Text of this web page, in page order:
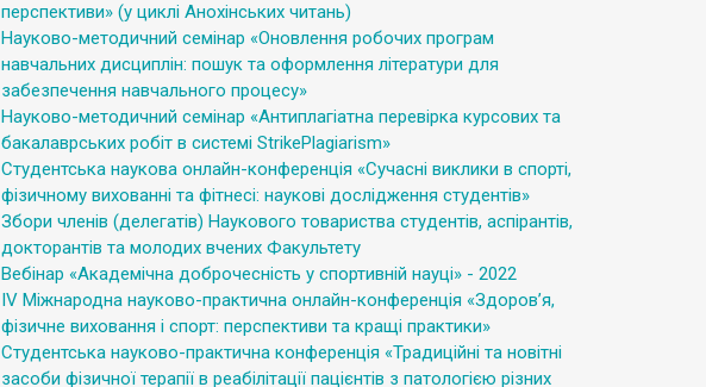
перспективи» (у циклі Анохінських читань)
Науково-методичний семінар «Оновлення робочих програм
навчальних дисциплін: пошук та оформлення літератури для
забезпечення навчального процесу»
Науково-методичний семінар «Антиплагіатна перевірка курсових та
бакалаврських робіт в системі StrikePlagiarism»
Студентська наукова онлайн-конференція «Сучасні виклики в спорті,
фізичному вихованні та фітнесі: наукові дослідження студентів»
Збори членів (делегатів) Наукового товариства студентів, аспірантів,
докторантів та молодих вчених Факультету
Вебінар «Академічна доброчесність у спортивній науці» - 2022
ІV Міжнародна науково-практична онлайн-конференція «Здоров’я,
фізичне виховання і спорт: перспективи та кращі практики»
Студентська науково-практична конференція «Традиційні та новітні
засоби фізичної терапії в реабілітації пацієнтів з патологією різних